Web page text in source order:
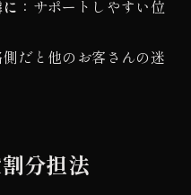
：サポートしやすい位
側だと他のお客さんの迷
分担法